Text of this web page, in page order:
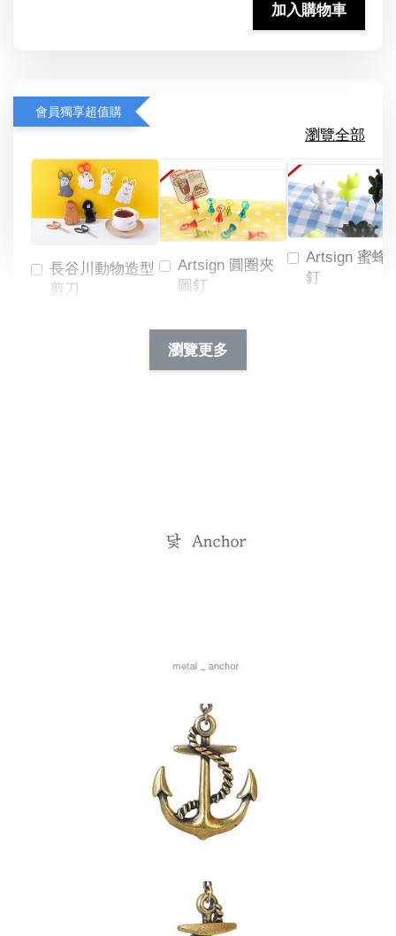
加入購物車
會員獨享超值購
瀏覽全部
長谷川動物造型
剪刀
Artsign 圓圈夾
圖釘
NT$ 19.00
NT$ 66.00
Artsign 蜜蜂
釘
瀏覽更多